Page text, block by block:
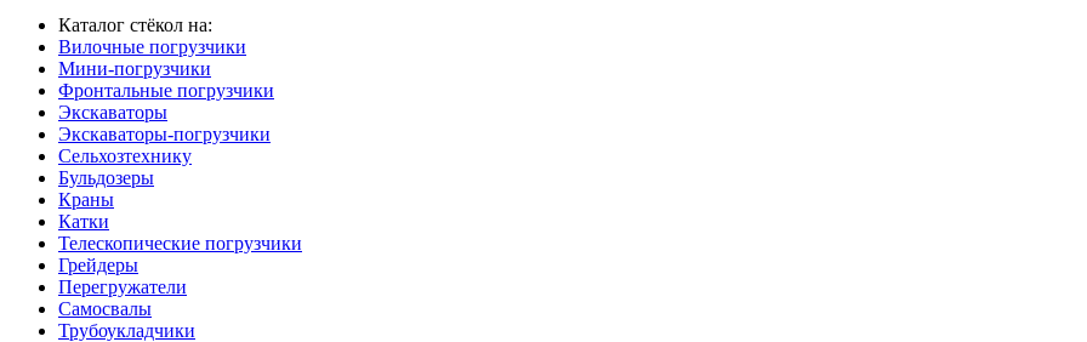
Каталог стёкол на:
Вилочные погрузчики
Мини-погрузчики
Фронтальные погрузчики
Экскаваторы
Экскаваторы-погрузчики
Сельхозтехнику
Бульдозеры
Краны
Катки
Телескопические погрузчики
Грейдеры
Перегружатели
Самосвалы
Трубоукладчики